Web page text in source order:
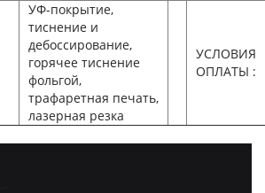
УФ-покрытие,
тиснение и
дебоссирование,
горячее тиснение
фольгой,
трафаретная печать,
лазерная резка
УСЛОВИЯ
ОПЛАТЫ :